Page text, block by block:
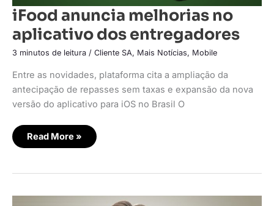
iFood anuncia melhorias no
aplicativo dos entregadores
3 minutos de leitura / Cliente SA, Mais Notícias, Mobile
Entre as novidades, plataforma cita a ampliação da
antecipação de repasses sem taxas e expansão da nova
versão do aplicativo para iOS no Brasil O
Read More »
Delivery